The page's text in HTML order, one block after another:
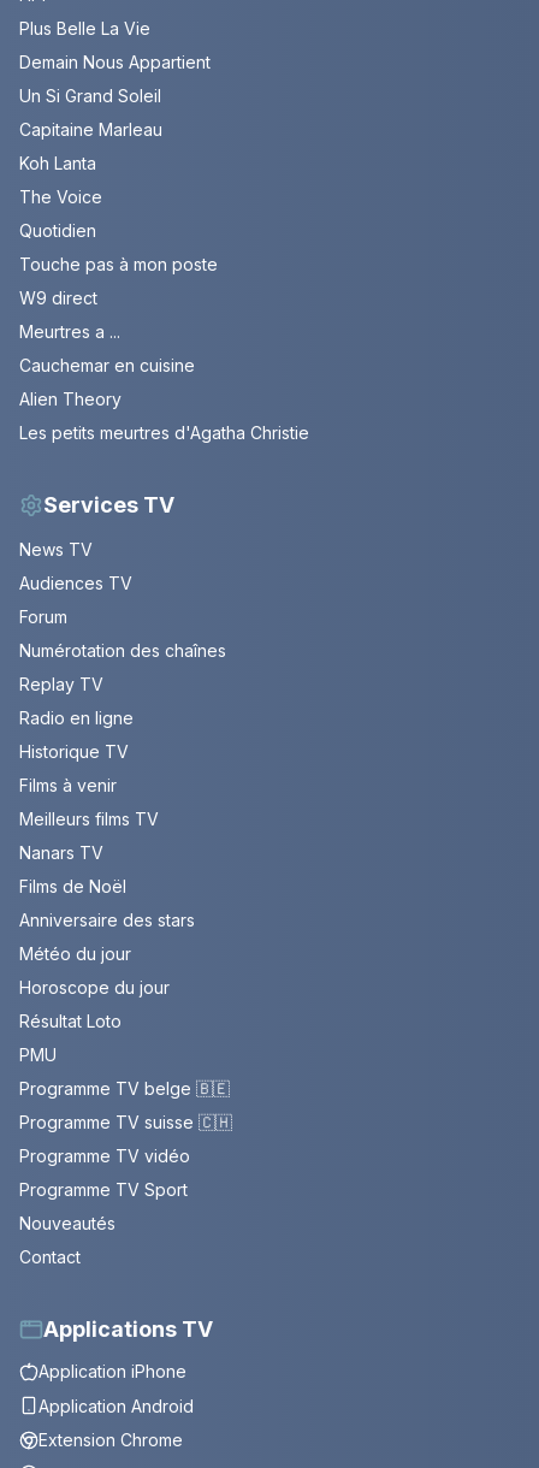
Plus Belle La Vie
Demain Nous Appartient
Un Si Grand Soleil
Capitaine Marleau
Koh Lanta
The Voice
Quotidien
Touche pas à mon poste
W9 direct
Meurtres a ...
Cauchemar en cuisine
Alien Theory
Les petits meurtres d'Agatha Christie
Services TV
News TV
Audiences TV
Forum
Numérotation des chaînes
Replay TV
Radio en ligne
Historique TV
Films à venir
Meilleurs films TV
Nanars TV
Films de Noël
Anniversaire des stars
Météo du jour
Horoscope du jour
Résultat Loto
PMU
Programme TV belge 🇧🇪
Programme TV suisse 🇨🇭
Programme TV vidéo
Programme TV Sport
Nouveautés
Contact
Applications TV
Application iPhone
Application Android
Extension Chrome